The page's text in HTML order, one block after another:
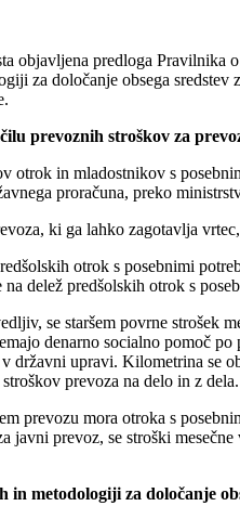
objavljena predloga
za določanje obsega
prevoznih stroškov za
otrok in mladostnikov s
proračuna, preko
ki ga lahko zagotavlja
otrok s posebnimi
delež predšolskih otrok s
se staršem povrne
denarno socialno pomoč
državni upravi. Kilometrina se
prevoza na delo in z dela.
prevozu mora otroka s
javni prevoz, se stroški
metodologiji za določanje